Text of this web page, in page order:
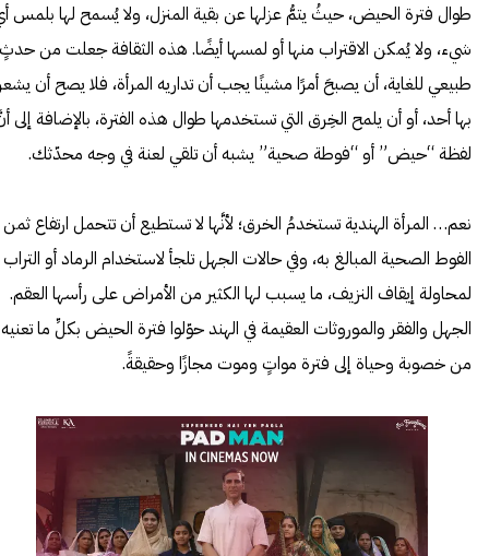
طوال فترة الحيض، حيثُ يتمُّ عزلها عن بقية المنزل، ولا يُسمح لها بلمس
شيء، ولا يُمكن الاقتراب منها أو لمسها أيضًا. هذه الثقافة جعلت من حدثٍ
طبيعي للغاية، أن يصبحَ أمرًا مشينًا يجب أن تداريه المرأة، فلا يصح أن
بها أحد، أو أن يلمح الخِرق التي تستخدمها طوال هذه الفترة، بالإضافة إلى
لفظة “حيض” أو “فوطة صحية” يشبه أن تلقي لعنة في وجه محدّثك.
نعم… المرأة الهندية تستخدمُ الخرق؛ لأنَّها لا تستطيع أن تتحمل ارتفاع ثمن
الفوط الصحية المبالغ به، وفي حالات الجهل تلجأ لاستخدام الرماد أو التراب
لمحاولة إيقاف النزيف، ما يسبب لها الكثير من الأمراض على رأسها العقم.
الجهل والفقر والموروثات العقيمة في الهند حوّلوا فترة الحيض بكلِّ ما تعنيه
من خصوبة وحياة إلى فترة مواتٍ وموت مجازًا وحقيقةً.